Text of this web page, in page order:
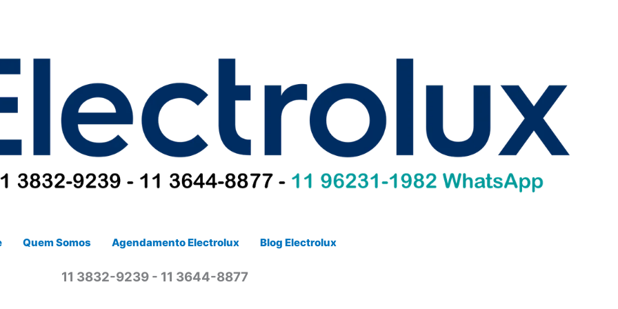
Quem Somos Agendamento Electrolux Blog Electrolux
11 3832-9239 - 11 3644-8877